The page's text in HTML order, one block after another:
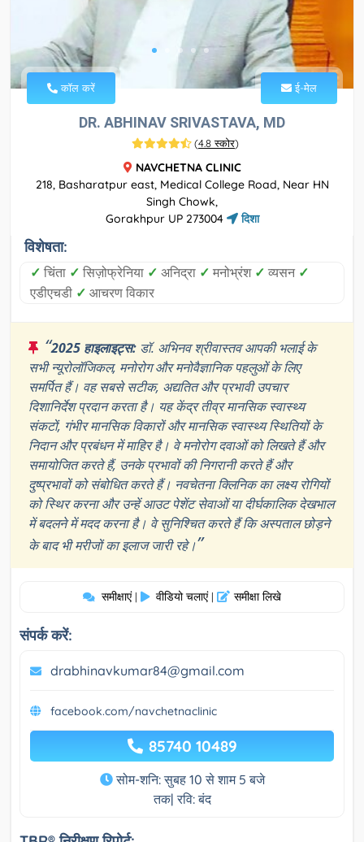
कॉल करें ई-मेल
DR. ABHINAV SRIVASTAVA, MD
(4.8 स्कोर)
NAVCHETNA CLINIC
218, Basharatpur east, Medical College Road, Near HN
Singh Chowk,
Gorakhpur UP 273004
दिशा
विशेषता:
✓ चिंता ✓ सिज़ोफ्रेनिया ✓ अनिद्रा ✓ मनोभ्रंश ✓ व्यसन ✓
एडीएचडी ✓ आचरण विकार
“2025 हाइलाइट्स: डॉ. अभिनव श्रीवास्तव आपकी भलाई के
सभी न्यूरोलॉजिकल, मनोरोग और मनोवैज्ञानिक पहलुओं के लिए
समर्पित हैं। वह सबसे सटीक, अद्यतित और प्रभावी उपचार
दिशानिर्देश प्रदान करता है। यह केंद्र तीव्र मानसिक स्वास्थ्य
संकटों, गंभीर मानसिक विकारों और मानसिक स्वास्थ्य स्थितियों के
निदान और प्रबंधन में माहिर है। वे मनोरोग दवाओं को लिखते हैं और
समायोजित करते हैं, उनके प्रभावों की निगरानी करते हैं और
दुष्प्रभावों को संबोधित करते हैं। नवचेतना क्लिनिक का लक्ष्य रोगियों
को स्थिर करना और उन्हें आउट पेशेंट सेवाओं या दीर्घकालिक देखभाल
में बदलने में मदद करना है। वे सुनिश्चित करते हैं कि अस्पताल छोड़ने
के बाद भी मरीजों का इलाज जारी रहे।”
समीक्षाएं | वीडियो चलाएं | समीक्षा लिखे
संपर्क करें:
drabhinavkumar84@gmail.com
facebook.com/navchetnaclinic
85740 10489
सोम-शनि: सुबह 10 से शाम 5 बजे
तक| रवि: बंद